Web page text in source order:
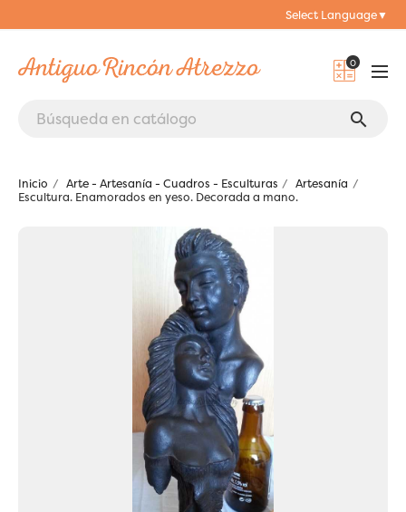
Select Language▼
0
search
Inicio Arte - Artesanía - Cuadros - Esculturas
Artesanía
Escultura. Enamorados en yeso. Decorada a mano.